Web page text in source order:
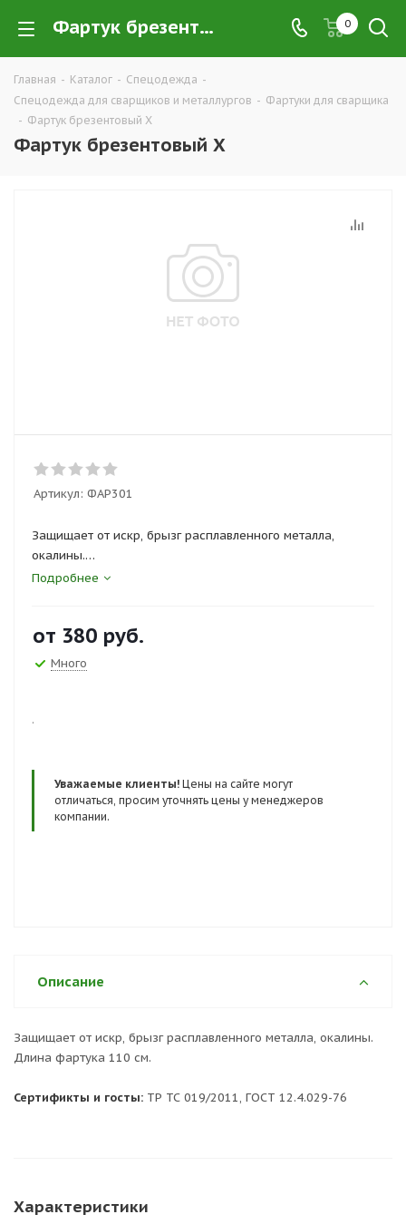
Фартук брезентовый Х купить в Екатеринбурге по низким ценам оптом — интернет-магазин рабочей одежды для сварщиков в розницу компании ТД УРАЛСИЗ 0
Главная - Каталог - Спецодежда -
Спецодежда для сварщиков и металлургов - Фартуки для сварщика
- Фартук брезентовый Х
Фартук брезентовый Х
Артикул: ФАР301
Защищает от искр, брызг расплавленного металла,
окалины.
Длина фартука 110 см.
Подробнее
от 380 руб.
Много
.
Уважаемые клиенты! Цены на сайте могут
отличаться, просим уточнять цены у менеджеров
компании.
Описание
Защищает от искр, брызг расплавленного металла, окалины.
Длина фартука 110 см.
Сертификты и госты: ТР ТС 019/2011, ГОСТ 12.4.029-76
Характеристики